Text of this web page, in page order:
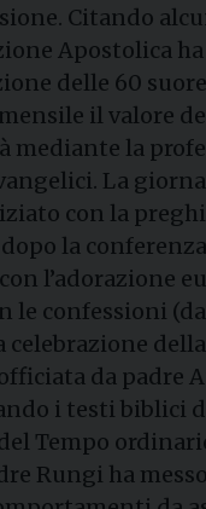
Citando
Apostolica
delle 60
il valore
mediante la
La
con la
la
l’adorazione
le confessioni
celebrazione
da padre
i testi biblici
Tempo
Rungi ha